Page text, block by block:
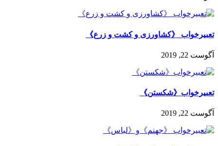
تعبیرخواب 《کشاورزی و کشت ‌و زرع》
آگوست 22, 2019
تعبیرخواب《شکستن》
آگوست 22, 2019